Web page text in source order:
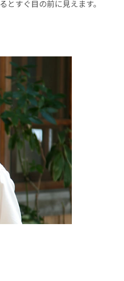
すぐ目の前に見えます。